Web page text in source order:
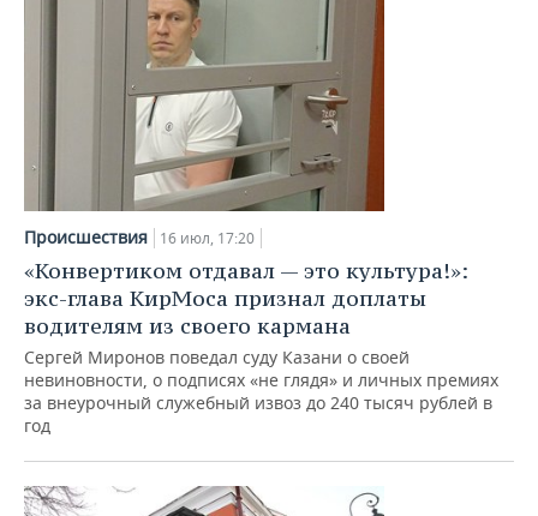
Происшествия 16 июл, 17:20
«Конвертиком отдавал — это культура!»:
экс-глава КирМоса признал доплаты
водителям из своего кармана
Сергей Миронов поведал суду Казани о своей
невиновности, о подписях «не глядя» и личных премиях
за внеурочный служебный извоз до 240 тысяч рублей в
год